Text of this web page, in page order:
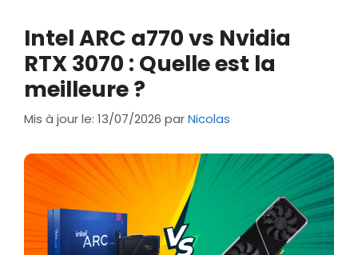
Intel ARC a770 vs Nvidia
RTX 3070 : Quelle est la
meilleure ?
Mis à jour le: 13/07/2026 parNicolas